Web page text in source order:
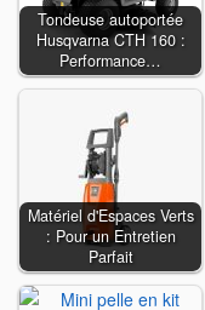
Tondeuse autoportée
Husqvarna CTH 160 :
Performance…
Matériel d'Espaces Verts
: Pour un Entretien
Parfait